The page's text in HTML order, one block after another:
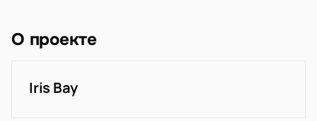
О проекте
Iris Bay